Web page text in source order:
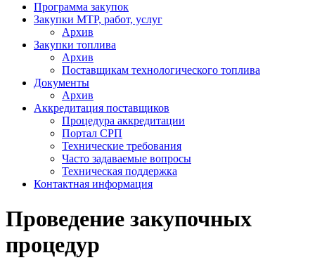
Программа закупок
Закупки МТР, работ, услуг
Архив
Закупки топлива
Архив
Поставщикам технологического топлива
Документы
Архив
Аккредитация поставщиков
Процедура аккредитации
Портал СРП
Технические требования
Часто задаваемые вопросы
Техническая поддержка
Контактная информация
Проведение закупочных
процедур